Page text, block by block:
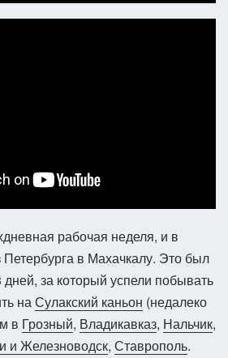
рабочая неделя, и в
Петербурга в Махачкалу. Это был
за который успели побывать
на Сулакский каньон (недалеко
в Грозный, Владикавказ, Нальчик,
и Железноводск, Ставрополь.